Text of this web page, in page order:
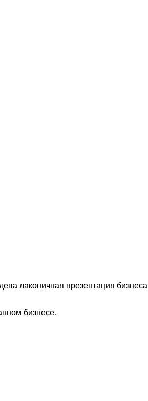
лаконичная презентация бизнеса
бизнесе.